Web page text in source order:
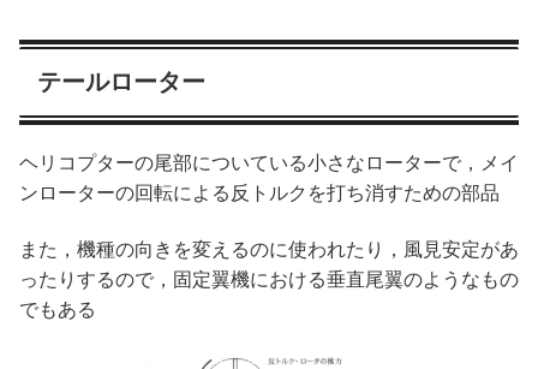
テールローター
ヘリコプターの尾部についている小さなローターで，メイ
ンローターの回転による反トルクを打ち消すための部品
また，機種の向きを変えるのに使われたり，風見安定があ
ったりするので，固定翼機における垂直尾翼のようなもの
でもある